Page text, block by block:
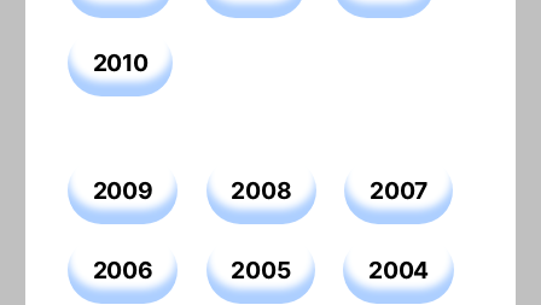
2010
2009 2008 2007
2006 2005 2004